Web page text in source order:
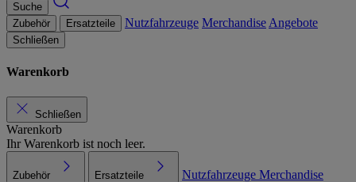
Suche
Zubehör
Ersatzteile Nutzfahrzeuge Merchandise Angebote
Schließen
Warenkorb
Schließen
Warenkorb
Ihr Warenkorb ist noch leer.
Zubehör Ersatzteile Nutzfahrzeuge Merchandise